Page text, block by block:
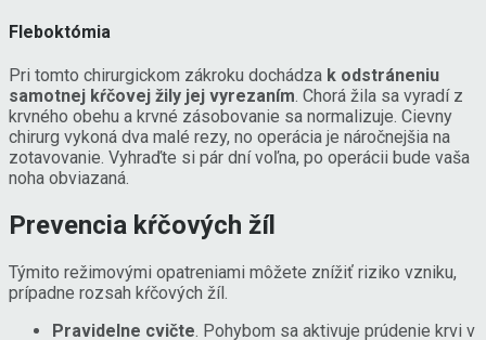
Fleboktómia
Pri tomto chirurgickom zákroku dochádza k odstráneniu
samotnej kŕčovej žily jej vyrezaním. Chorá žila sa vyradí z
krvného obehu a krvné zásobovanie sa normalizuje. Cievny
chirurg vykoná dva malé rezy, no operácia je náročnejšia na
zotavovanie. Vyhraďte si pár dní voľna, po operácii bude vaša
noha obviazaná.
Prevencia kŕčových žíl
Týmito režimovými opatreniami môžete znížiť riziko vzniku,
prípadne rozsah kŕčových žíl.
Pravidelne cvičte. Pohybom sa aktivuje prúdenie krvi v